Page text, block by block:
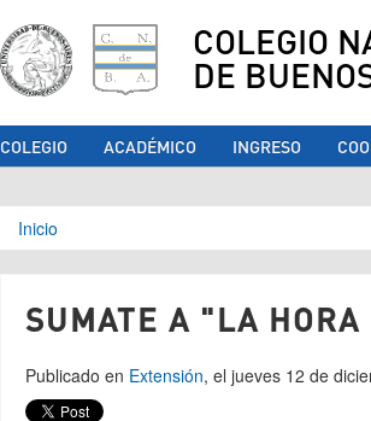
COLEGIO
DE
COLEGIO ACADÉMICO INGRESO
Se encuentra usted
Inicio
SUMATE A "LA
Publicado en Extensión, el jueves 12 de